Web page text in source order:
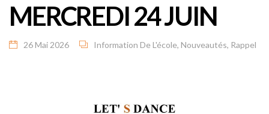
MERCREDI 24 JUIN
26 Mai 2026 Information De L'école, Nouveautés, Rappel